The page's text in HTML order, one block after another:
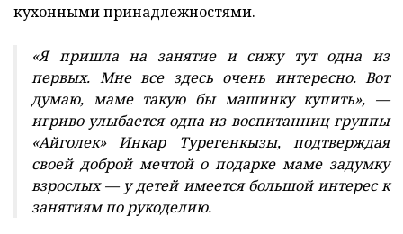
кухонными принадлежностями.
«Я пришла на занятие и сижу тут одна из
первых. Мне все здесь очень интересно. Вот
думаю, маме такую бы машинку купить», —
игриво улыбается одна из воспитанниц группы
«Айголек» Инкар Турегенкызы, подтверждая
своей доброй мечтой о подарке маме задумку
взрослых — у детей имеется большой интерес к
занятиям по рукоделию.